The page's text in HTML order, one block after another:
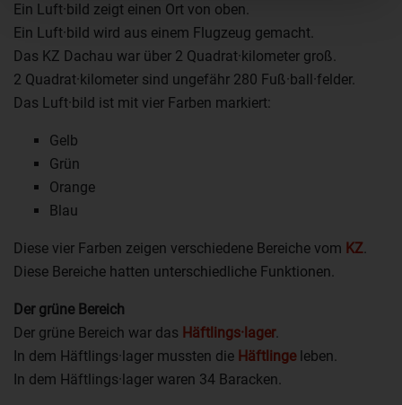
Ein Luft·bild zeigt einen Ort von oben.
Ein Luft·bild wird aus einem Flugzeug gemacht.
Das KZ Dachau war über 2 Quadrat·kilometer groß.
2 Quadrat·kilometer sind ungefähr 280 Fuß·ball·felder.
Das Luft·bild ist mit vier Farben markiert:
Gelb
Grün
Orange
Blau
Diese vier Farben zeigen verschiedene Bereiche vom KZ.
Diese Bereiche hatten unterschiedliche Funktionen.
Der grüne Bereich
Der grüne Bereich war das Häftlings·lager.
In dem Häftlings·lager mussten die Häftlingeleben.
In dem Häftlings·lager waren 34 Baracken.